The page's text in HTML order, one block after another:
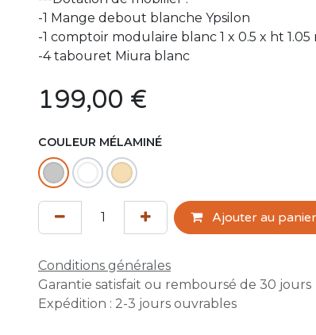
-1 Mange debout blanche Ypsilon
-1 comptoir modulaire blanc 1 x 0.5 x ht 1.05
-4 tabouret Miura blanc
199,00 €
COULEUR MÉLAMINÉ
Ajouter au panier
Conditions générales
Garantie satisfait ou remboursé de 30 jours
Expédition : 2-3 jours ouvrables